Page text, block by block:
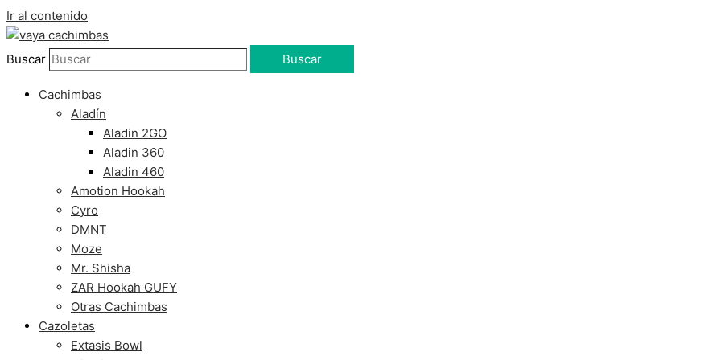
Ir al contenido
Buscar Buscar
Cachimbas
Aladín
Aladin 2GO
Aladin 360
Aladin 460
Amotion Hookah
Cyro
DMNT
Moze
Mr. Shisha
ZAR Hookah GUFY
Otras Cachimbas
Cazoletas
Extasis Bowl